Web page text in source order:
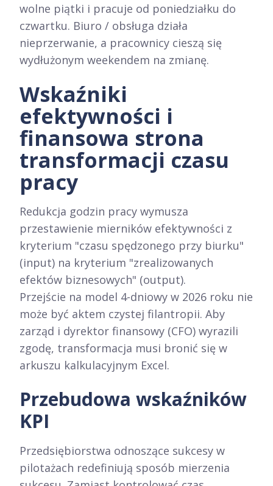
wolne piątki i pracuje od poniedziałku do
czwartku. Biuro / obsługa działa
nieprzerwanie, a pracownicy cieszą się
wydłużonym weekendem na zmianę.
Wskaźniki
efektywności i
finansowa strona
transformacji czasu
pracy
Redukcja godzin pracy wymusza
przestawienie mierników efektywności z
kryterium "czasu spędzonego przy biurku"
(input) na kryterium "zrealizowanych
efektów biznesowych" (output).
Przejście na model 4-dniowy w 2026 roku nie
może być aktem czystej filantropii. Aby
zarząd i dyrektor finansowy (CFO) wyrazili
zgodę, transformacja musi bronić się w
arkuszu kalkulacyjnym Excel.
Przebudowa wskaźników
KPI
Przedsiębiorstwa odnoszące sukcesy w
pilotażach redefiniują sposób mierzenia